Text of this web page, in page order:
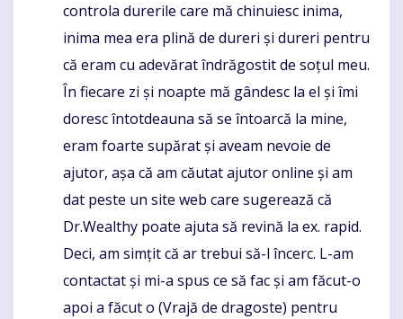
controla durerile care mă chinuiesc inima,
inima mea era plină de dureri și dureri pentru
că eram cu adevărat îndrăgostit de soțul meu.
În fiecare zi și noapte mă gândesc la el și îmi
doresc întotdeauna să se întoarcă la mine,
eram foarte supărat și aveam nevoie de
ajutor, așa că am căutat ajutor online și am
dat peste un site web care sugerează că
Dr.Wealthy poate ajuta să revină la ex. rapid.
Deci, am simțit că ar trebui să-l încerc. L-am
contactat și mi-a spus ce să fac și am făcut-o
apoi a făcut o (Vrajă de dragoste) pentru